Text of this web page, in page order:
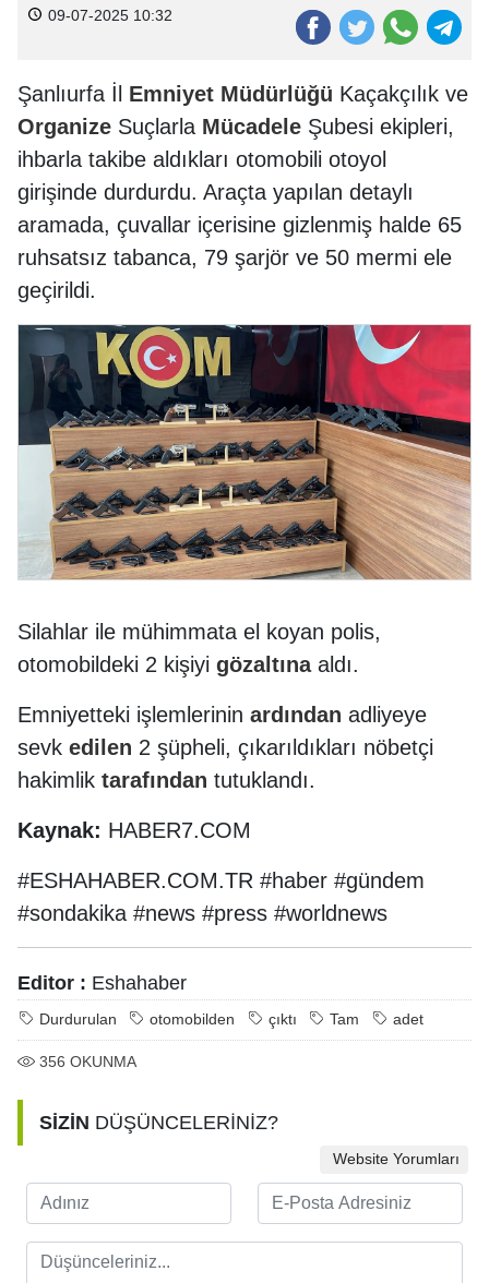
09-07-2025 10:32
Şanlıurfa İl Emniyet Müdürlüğü Kaçakçılık ve
Organize Suçlarla Mücadele Şubesi ekipleri,
ihbarla takibe aldıkları otomobili otoyol
girişinde durdurdu. Araçta yapılan detaylı
aramada, çuvallar içerisine gizlenmiş halde 65
ruhsatsız tabanca, 79 şarjör ve 50 mermi ele
geçirildi.
Silahlar ile mühimmata el koyan polis,
otomobildeki 2 kişiyi gözaltınaaldı.
Emniyetteki işlemlerinin ardından adliyeye
sevk edilen 2 şüpheli, çıkarıldıkları nöbetçi
hakimlik tarafından tutuklandı.
Kaynak: HABER7.COM
#ESHAHABER.COM.TR #haber #gündem
#sondakika #news #press #worldnews
Editor : Eshahaber
Durdurulan otomobilden çıktı Tam adet
356 OKUNMA
SİZİN DÜŞÜNCELERİNİZ?
Website Yorumları